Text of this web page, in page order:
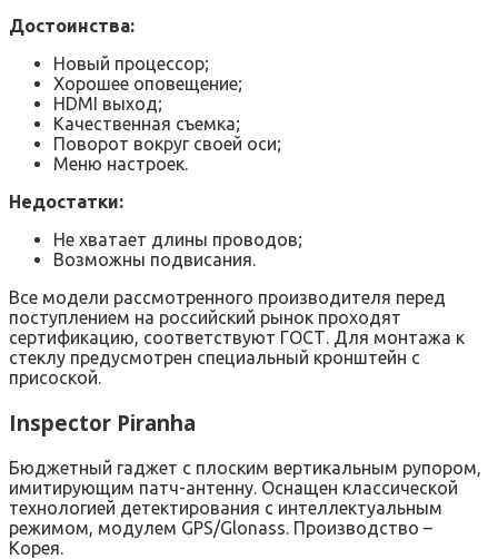
Достоинства:
Новый процессор;
Хорошее оповещение;
HDMI выход;
Качественная съемка;
Поворот вокруг своей оси;
Меню настроек.
Недостатки:
Не хватает длины проводов;
Возможны подвисания.
Все модели рассмотренного производителя перед
поступлением на российский рынок проходят
сертификацию, соответствуют ГОСТ. Для монтажа к
стеклу предусмотрен специальный кронштейн с
присоской.
Inspector Piranha
Бюджетный гаджет с плоским вертикальным рупором,
имитирующим патч-антенну. Оснащен классической
технологией детектирования с интеллектуальным
режимом, модулем GPS/Glonass. Производство –
Корея.